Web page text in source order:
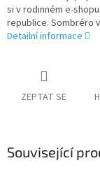
si v rodinném e-
republice. Sombréro
Detailní informace
ZEPTAT SE
Související